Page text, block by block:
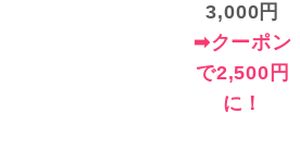
3,000円
➡︎クーポン
で2,500円
に！